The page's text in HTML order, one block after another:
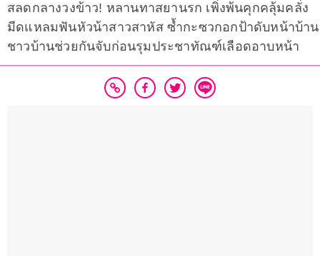
สลดกลางวงข้าว! หลานทาสยานรก เพิ่งพ้นคุกคลุ้มคลั่ง
มีดแหลมฟันหัวน้าสาวสาหัส ซ้ำกะซวกอกป้าดับหน้าบ้าน
ชาวบ้านช่วยกันจับก่อนรุมประชาทัณฑ์เลือดอาบหน้า